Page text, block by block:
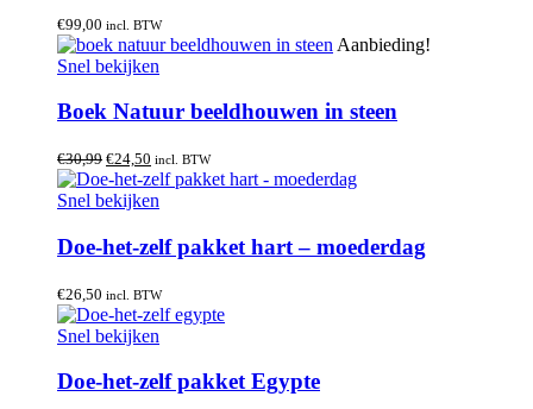
€99,00 incl. BTW
Aanbieding!
Snel bekijken
Boek Natuur beeldhouwen in steen
€30,99 Oorspronkelijke
prijs
was:
€30,99.
€24,50 Huidige
prijs
is:
€24,50.
incl. BTW
Snel bekijken
Doe-het-zelf pakket hart – moederdag
€26,50 incl. BTW
Snel bekijken
Doe-het-zelf pakket Egypte